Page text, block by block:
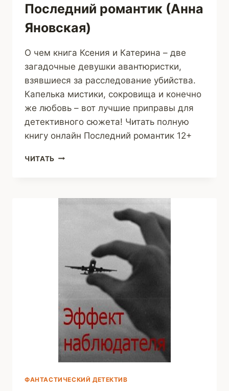
Последний романтик (Анна
Яновская)
О чем книга Ксения и Катерина – две
загадочные девушки авантюристки,
взявшиеся за расследование убийства.
Капелька мистики, сокровища и конечно
же любовь – вот лучшие приправы для
детективного сюжета! Читать полную
книгу онлайн Последний романтик 12+
ЧИТАТЬ ПОСЛЕДНИЙ
ФАНТАСТИЧЕСКИЙ ДЕТЕКТИВ